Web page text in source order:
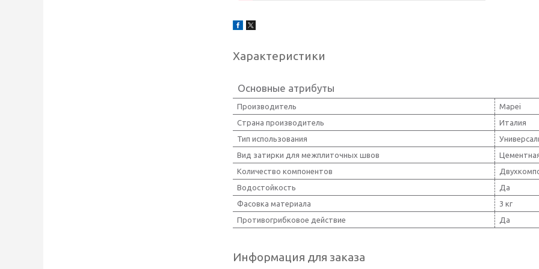
Характеристики
Основные атрибуты
Производитель
Mapei
Страна производитель
Италия
Тип использования
Вид затирки для межплиточных швов
Количество компонентов
Водостойкость
Да
Фасовка материала
3 кг
Противогрибковое действие
Да
Информация для заказа